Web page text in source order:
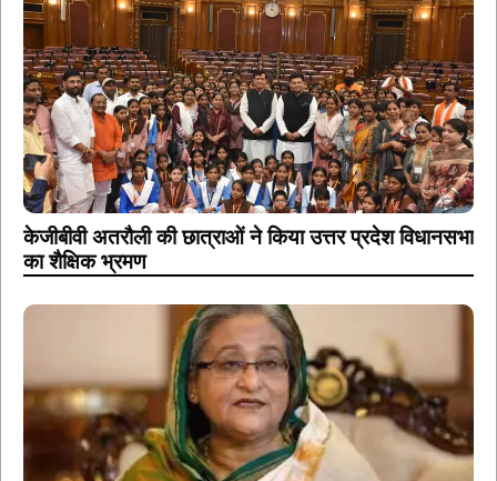
केजीबीवी अतरौली की छात्राओं ने किया उत्तर प्रदेश विधानसभा
का शैक्षिक भ्रमण